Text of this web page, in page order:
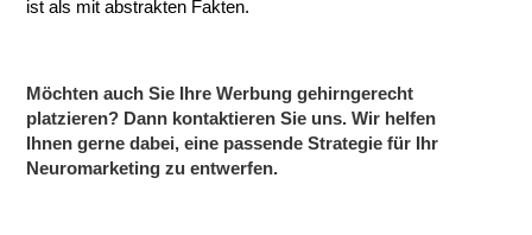
ist als mit abstrakten Fakten.
Möchten auch Sie Ihre Werbung gehirngerecht
platzieren? Dann kontaktieren Sie uns. Wir helfen
Ihnen gerne dabei, eine passende Strategie für Ihr
Neuromarketing zu entwerfen.